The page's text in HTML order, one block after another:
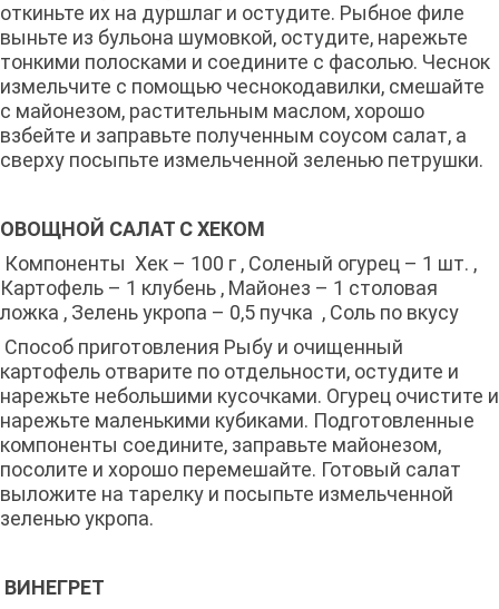
откиньте их на дуршлаг и остудите. Рыбное филе
выньте из бульона шумовкой, остудите, нарежьте
тонкими полосками и соедините с фасолью. Чеснок
измельчите с помощью чеснокодавилки, смешайте
с майонезом, растительным маслом, хорошо
взбейте и заправьте полученным соусом салат, а
сверху посыпьте измельченной зеленью петрушки.
ОВОЩНОЙ САЛАТ С ХЕКОМ
Компоненты Хек – 100 г , Соленый огурец – 1 шт. ,
Картофель – 1 клубень , Майонез – 1 столовая
ложка , Зелень укропа – 0,5 пучка , Соль по вкусу
Способ приготовления Рыбу и очищенный
картофель отварите по отдельности, остудите и
нарежьте небольшими кусочками. Огурец очистите и
нарежьте маленькими кубиками. Подготовленные
компоненты соедините, заправьте майонезом,
посолите и хорошо перемешайте. Готовый салат
выложите на тарелку и посыпьте измельченной
зеленью укропа.
ВИНЕГРЕТ